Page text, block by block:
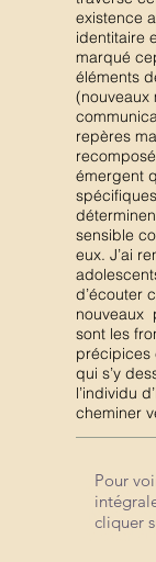
existence
identitaire
marqué
éléments
(nouveaux
repères
émergent
sensible
eux. J’ai
d’écouter
nouveaux
sont les
précipices
qui s’y
l’individu
cheminer
Pour
cliquer
Pour
cliquer
Pour
cliquer